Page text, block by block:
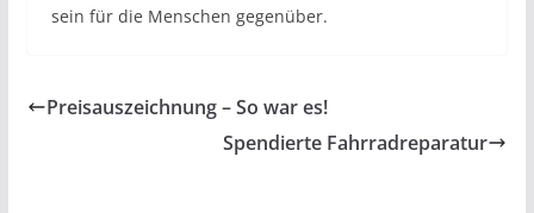
sein für die Menschen gegenüber.
Preisauszeichnung – So war es!
Spendierte Fahrradreparatur